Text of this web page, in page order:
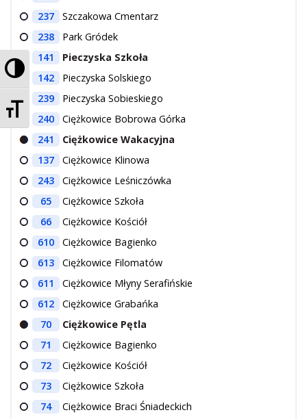
Przełącz wysoki kontrast
Zmień rozmiar czcionek
237
Szczakowa Cmentarz
238
Park Gródek
141
Pieczyska Szkoła
142
Pieczyska Solskiego
239
Pieczyska Sobieskiego
240
Ciężkowice Bobrowa Górka
241
Ciężkowice Wakacyjna
137
Ciężkowice Klinowa
243
Ciężkowice Leśniczówka
65
Ciężkowice Szkoła
66
Ciężkowice Kościół
610
Ciężkowice Bagienko
613
Ciężkowice Filomatów
611
Ciężkowice Młyny Serafińskie
612
Ciężkowice Grabańka
70
Ciężkowice Pętla
71
Ciężkowice Bagienko
72
Ciężkowice Kościół
73
Ciężkowice Szkoła
74
Ciężkowice Braci Śniadeckich